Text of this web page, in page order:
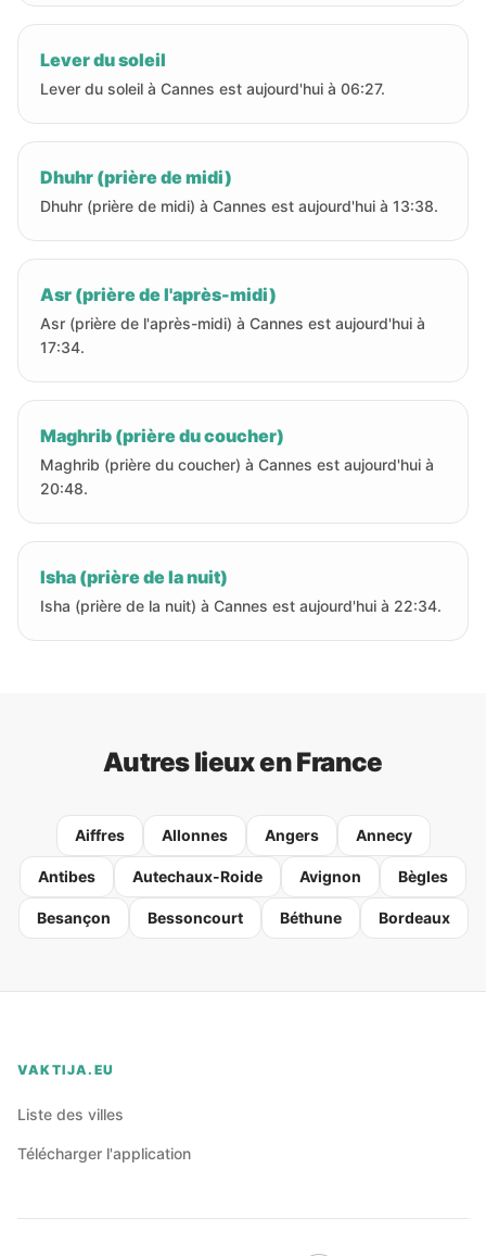
Lever du soleil
Lever du soleil à Cannes est aujourd'hui à 06:27.
Dhuhr (prière de midi)
Dhuhr (prière de midi) à Cannes est aujourd'hui à 13:38.
Asr (prière de l'après-midi)
Asr (prière de l'après-midi) à Cannes est aujourd'hui à
17:34.
Maghrib (prière du coucher)
Maghrib (prière du coucher) à Cannes est aujourd'hui à
20:48.
Isha (prière de la nuit)
Isha (prière de la nuit) à Cannes est aujourd'hui à 22:34.
Autres lieux en France
Aiffres Allonnes Angers Annecy
Antibes Autechaux-Roide Avignon Bègles
Besançon Bessoncourt Béthune Bordeaux
VAKTIJA.EU
Liste des villes
Télécharger l'application